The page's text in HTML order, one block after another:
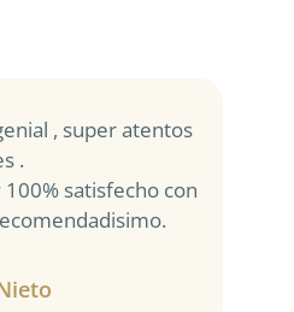
, super atentos
.
satisfecho con